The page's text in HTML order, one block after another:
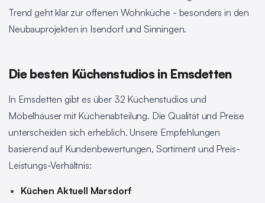
Trend geht klar zur offenen Wohnküche - besonders in den
Neubauprojekten in Isendorf und Sinningen.
Die besten Küchenstudios in Emsdetten
In Emsdetten gibt es über 32 Küchenstudios und
Möbelhäuser mit Küchenabteilung. Die Qualität und Preise
unterscheiden sich erheblich. Unsere Empfehlungen
basierend auf Kundenbewertungen, Sortiment und Preis-
Leistungs-Verhältnis:
Küchen Aktuell Marsdorf